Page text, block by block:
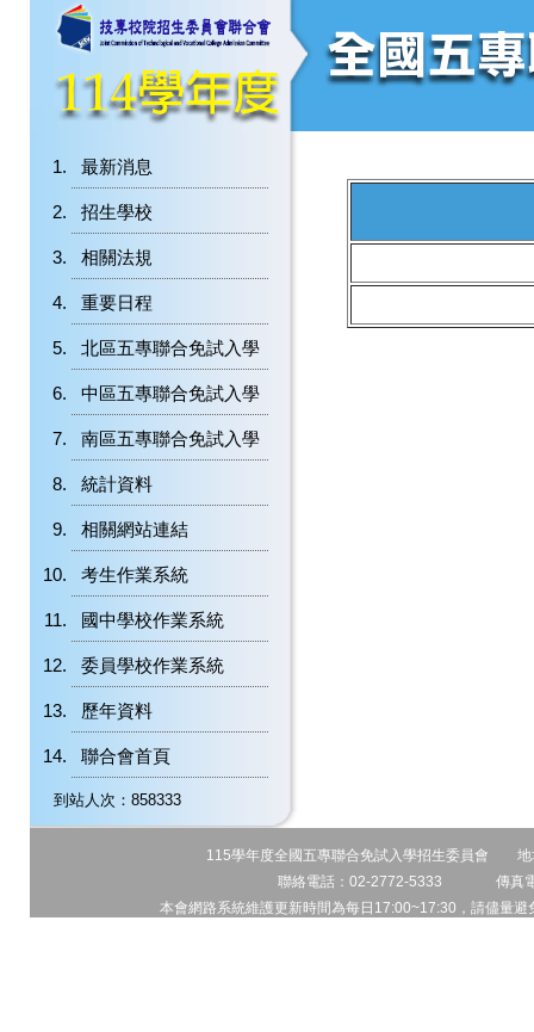
最新消息
招生學校
相關法規
重要日程
北區五專聯合免試入學
中區五專聯合免試入學
南區五專聯合免試入學
統計資料
相關網站連結
考生作業系統
國中學校作業系統
委員學校作業系統
歷年資料
聯合會首頁
到站人次：858333
115學年度全國五專聯合免試入學招生委員會 地
聯絡電話：02-2772-5333 傳真
本會網路系統維護更新時間為每日17:00~17:30，請儘量